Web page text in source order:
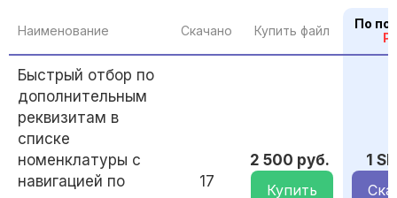
Наименование Скачано Купить файл
По
Быстрый отбор по
дополнительным
реквизитам в
списке
номенклатуры с
навигацией по
17
2 500 руб.
Купить
1